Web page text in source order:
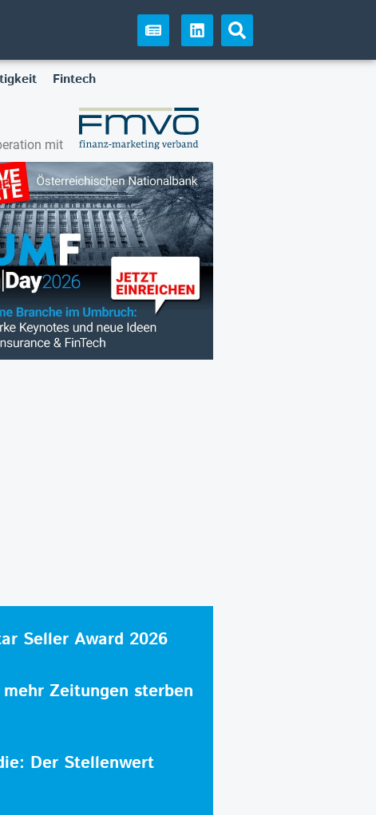
Fintech
mit
Seller Award 2026
Zeitungen sterben
Der Stellenwert